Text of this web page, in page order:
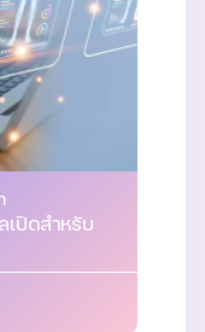
ปิดสำหรับ